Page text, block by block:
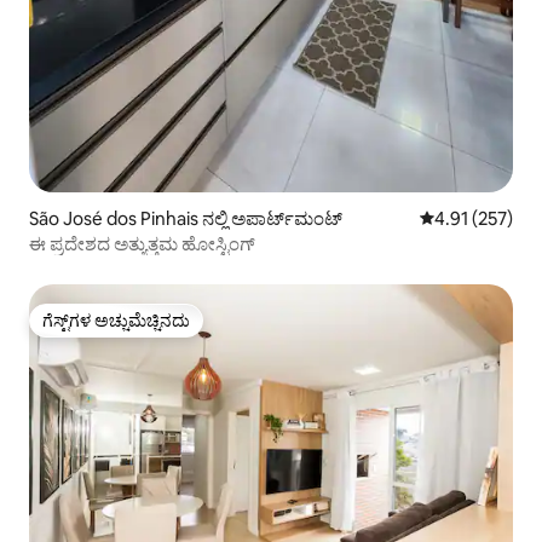
São José dos Pinhais ನಲ್ಲಿ ಅಪಾರ್ಟ್‌ಮಂಟ್ 5 ರಲ್ಲಿ 4.91
4.91 (257)
ಈ ಪ್ರದೇಶದ ಅತ್ಯುತ್ತಮ ಹೋಸ್ಟಿಂಗ್
ಗೆಸ್ಟ್‌ಗಳ ಅಚ್ಚುಮೆಚ್ಚಿನದು
ಗೆಸ್ಟ್‌ಗಳ ಅಚ್ಚುಮೆಚ್ಚಿನದು